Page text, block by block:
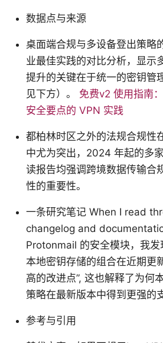
数据点与来源
桌面端合规与多设备登出策略
业最佳实践的对比分析，显示
提升的关键在于统一的密钥管
见下方）。 免费v2 使用指南
安全要点的 VPN 实践
都柏林时区之外的法规合规性
中尤为突出，2024 年起的多
读报告均强调跨境数据传输合
性的重要性。
一条研究笔记 When I read
changelog and
Protonmail 的安全模块，我发
本地密钥存储的组合在近期更
高的改进点”, 这也解释了为何
策略在最新版本中得到更强的
参考与引用